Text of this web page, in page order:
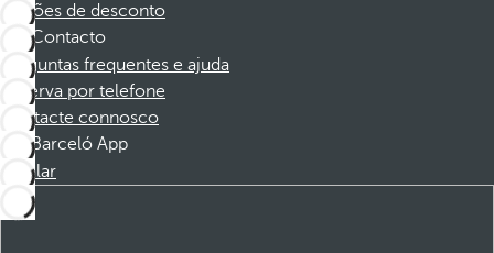
Cupões de desconto
Contacto
Perguntas frequentes e ajuda
Reserva por telefone
Contacte connosco
Barceló App
Instalar